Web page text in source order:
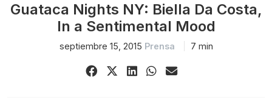
Guataca Nights NY: Biella Da Costa,
In a Sentimental Mood
septiembre 15, 2015 Prensa 7 min
Share Share ShareShareShare